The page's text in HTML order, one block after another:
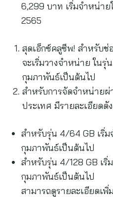
6,299 บาท เริ่มจำหน่า
2565
สุดเอ็กซ์คลูซีพ! สำหรับช่
จะเริ่มวางจำหน่าย ใน
กุมภาพันธ์เป็นต้นไป
สำหรับการจัดจำหน่าย
ประเทศ มีรายละเอียดดั
สำหรับรุ่น 4/64 GB เริ่
กุมภาพันธ์เป็นต้นไป
สำหรับรุ่น 4/128 GB เ
กุมภาพันธ์เป็นต้นไป
สามารถดูรายละเอียดเพิ่